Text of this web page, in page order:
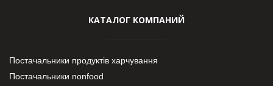
КАТАЛОГ КОМПАНИЙ
Постачальники продуктів харчування
Постачальники nonfood